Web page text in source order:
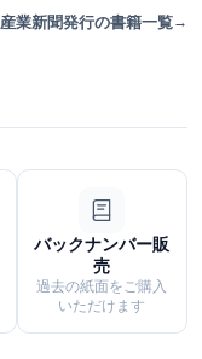
産業新聞発行の書籍一覧
バックナンバー販
売
過去の紙面をご購入
いただけます